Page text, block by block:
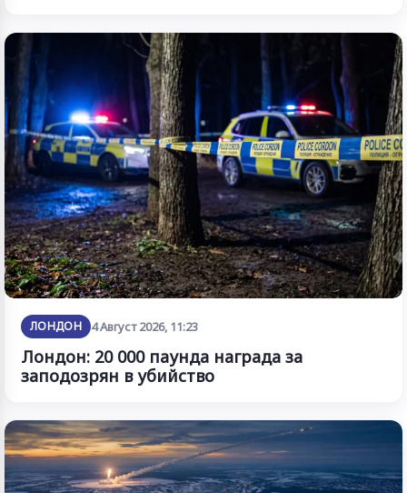
ЛОНДОН 4 Август 2026, 11:23
Лондон: 20 000 паунда награда за
заподозрян в убийство